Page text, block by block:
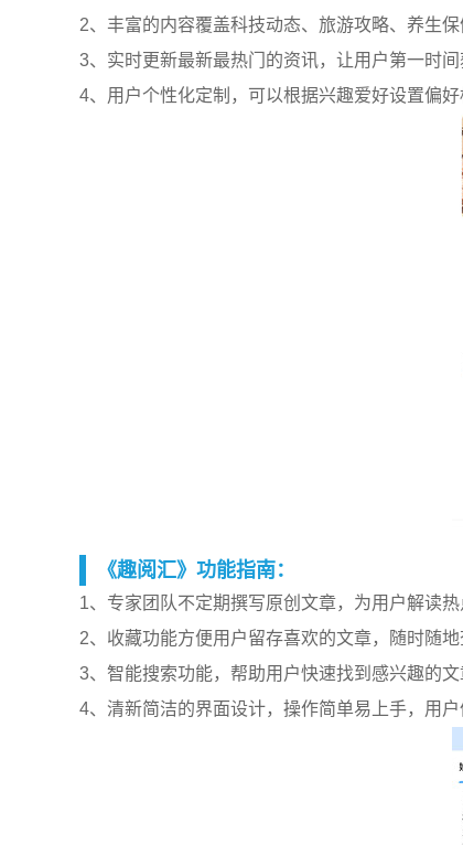
2、丰富的内容覆盖科技动态、旅游攻略、养生
3、实时更新最新最热门的资讯，让用户第一时
4、用户个性化定制，可以根据兴趣爱好设置偏
《趣阅汇》功能指南：
1、专家团队不定期撰写原创文章，为用户解读
2、收藏功能方便用户留存喜欢的文章，随时随
3、智能搜索功能，帮助用户快速找到感兴趣的文
4、清新简洁的界面设计，操作简单易上手，用